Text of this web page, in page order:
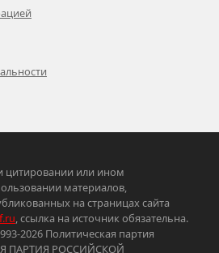
цитировании или ином
материалов,
на страницах сайта
, ссылка на источник обязательна.
2026 Политическая партия
ПАРТИЯ РОССИЙСКОЙ